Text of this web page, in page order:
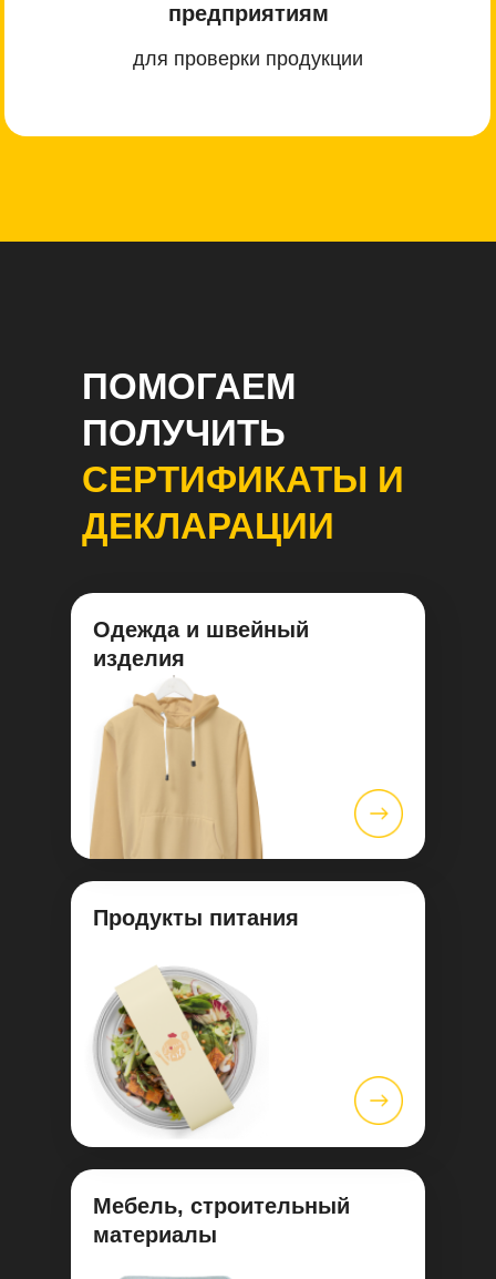
предприятиям
для проверки продукции
Одежда и швейный
изделия
Продукты питания
Мебель, строительный
материалы
ПОМОГАЕМ
ПОЛУЧИТЬ
СЕРТИФИКАТЫ И
ДЕКЛАРАЦИИ